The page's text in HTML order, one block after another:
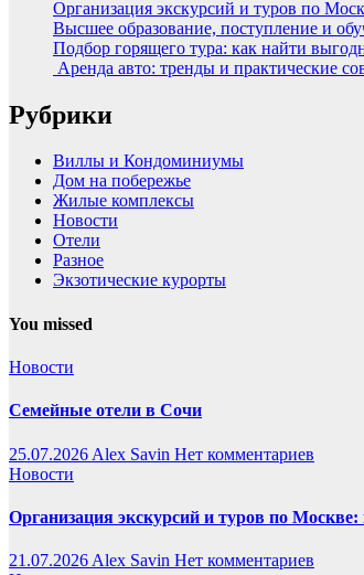
Организация экскурсий и туров по
Высшее образование, поступление и
Подбор горящего тура: как найти
Аренда авто: тренды и практические
Рубрики
Виллы и Кондоминиумы
Дом на побережье
Жилые комплексы
Новости
Отели
Разное
Экзотические курорты
You missed
Новости
Семейные отели в Сочи
25.07.2026 Alex Savin Нет комментариев
Новости
Организация экскурсий и туров по Москве:
21.07.2026 Alex Savin Нет комментариев